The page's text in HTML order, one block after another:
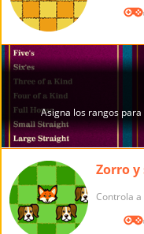
Zorro y
Controla